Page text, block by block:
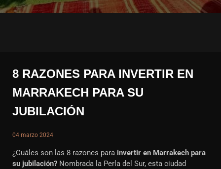
8 RAZONES PARA INVERTIR EN
MARRAKECH PARA SU
JUBILACIÓN
04 marzo 2024
¿Cuáles son las 8 razones para invertir en Marrakech para
su jubilación? Nombrada la Perla del Sur, esta ciudad